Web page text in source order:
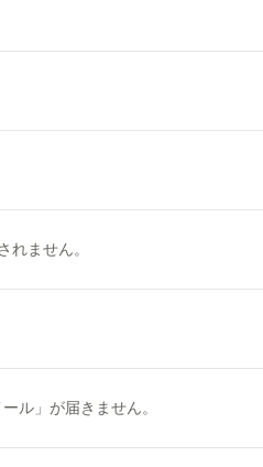
れません。
ル」が届きません。